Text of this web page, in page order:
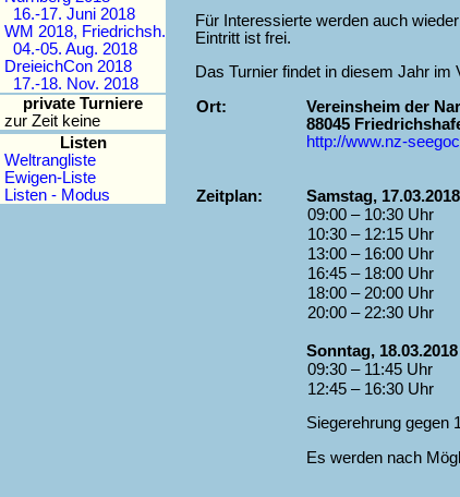
16.-17. Juni 2018
WM 2018, Friedrichsh.
04.-05. Aug. 2018
DreieichCon 2018
17.-18. Nov. 2018
private Turniere
zur Zeit keine
Listen
Weltrangliste
Ewigen-Liste
Listen - Modus
Für Interessierte werden auch
Eintritt ist frei.
Das Turnier findet in diesem Jahr
Ort:
Vereinsheim der
88045
http://www.nz-
Zeitplan:
Samstag, 17.03.2018
09:00 – 10:30 Uhr
10:30 – 12:15 Uhr
13:00 – 16:00 Uhr
16:45 – 18:00 Uhr
18:00 – 20:00 Uhr
20:00 – 22:30 Uhr
Sonntag, 18.03.2018
09:30 – 11:45 Uhr
12:45 – 16:30 Uhr
Siegerehrung gegen
Es werden nach